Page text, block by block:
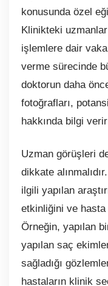
konusunda özel
Klinikteki
işlemlere dair
verme sürecinde
doktorun daha
fotoğrafları,
hakkında bilgi
Uzman görüşleri
dikkate
ilgili yapılan
etkinliğini ve
Örneğin, yapılan
yapılan saç
sağladığı
hastaların klinik